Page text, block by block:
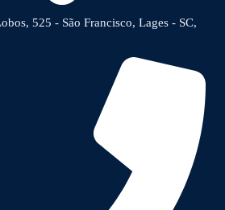
525 - São Francisco, Lages - SC,